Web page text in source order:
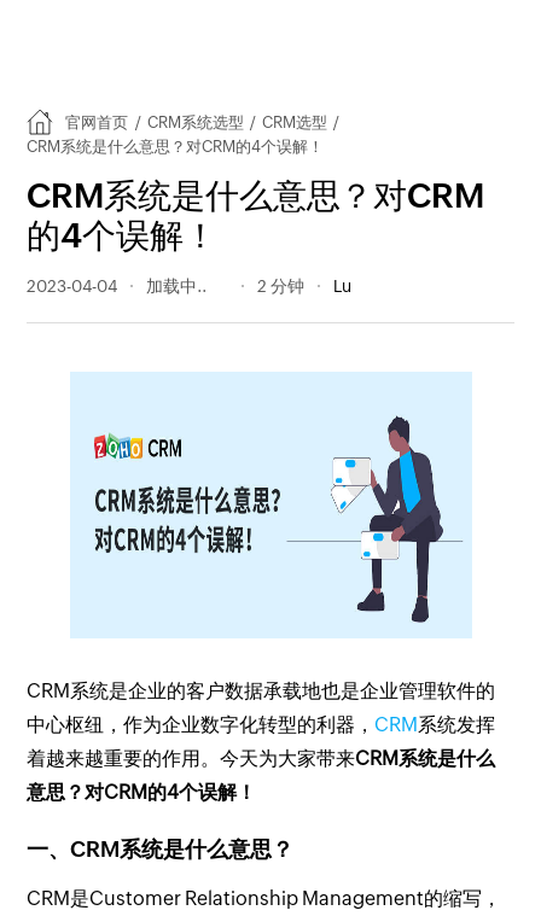
官网首页 / CRM系统选型 / CRM选型 /
CRM系统是什么意思？对CRM的4个误解！
CRM系统是什么意思？对CRM
的4个误解！
2023-04-04 447 阅读量 2 分钟 Lu
CRM系统是企业的客户数据承载地也是企业管理软件的
中心枢纽，作为企业数字化转型的利器， CRM系统发挥
着越来越重要的作用。今天为大家带来CRM系统是什么
意思？对CRM的4个误解！
一、CRM系统是什么意思？
CRM是Customer Relationship Management的缩写，